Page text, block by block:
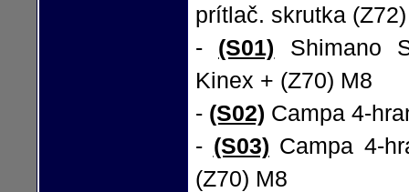
prítlač. skrutka
- (S01) Shimano
Kinex + (Z70) M8
- (S02) Campa 4-
- (S03) Campa 4-
(Z70) M8